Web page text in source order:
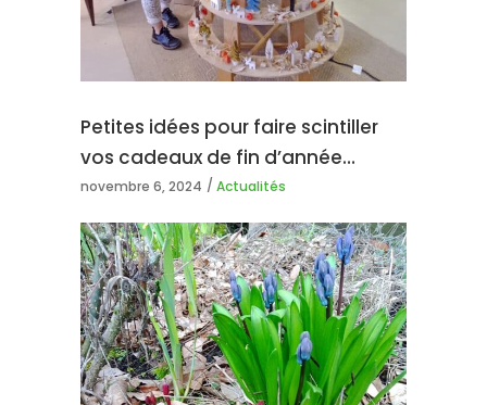
Petites idées pour faire scintiller
vos cadeaux de fin d’année…
novembre 6, 2024 Actualités